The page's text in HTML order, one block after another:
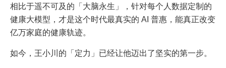
相比于遥不可及的「大脑永生」，针对每个人数据定制的
健康大模型，才是这个时代最真实的 AI 普惠，能真正改变
亿万家庭的健康轨迹。
如今，王小川的「定力」已经让他迈出了坚实的第一步。